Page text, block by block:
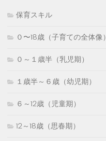
保育スキル
０〜18歳（子育ての全体像）
０～１歳半（乳児期）
１歳半～６歳（幼児期）
６～12歳（児童期）
12～18歳（思春期）